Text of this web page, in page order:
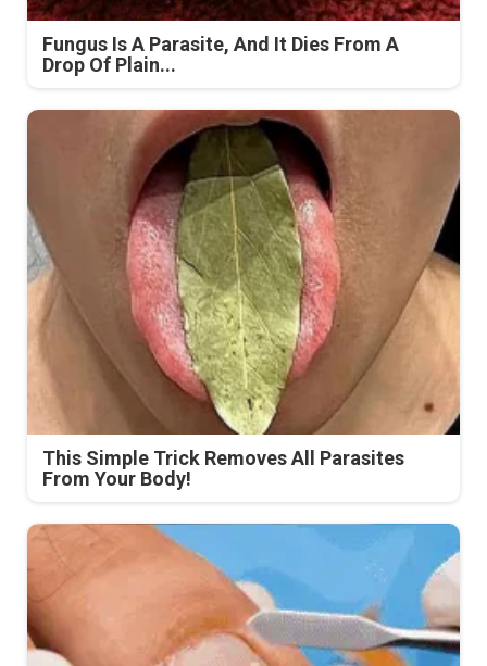
Fungus Is A Parasite, And It Dies From A
Drop Of Plain...
This Simple Trick Removes All Parasites
From Your Body!